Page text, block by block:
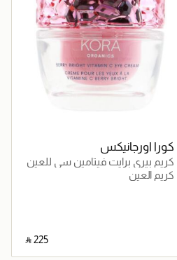
كورا اورجانيكس
كريم بيري برايت فيتامين سي للعين
كريم العين
‎ ⃁ ⁦225⁩ ‎